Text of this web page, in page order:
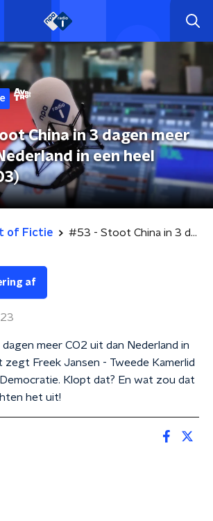
China in 3 dagen meer
in een heel
of Fictie #53 - Stoot China in 3 dagen meer uit dan Nederland in een heel jaar? (S03)
af
meer CO2 uit dan Nederland in
zegt Freek Jansen - Tweede Kamerlid
Klopt dat? En wat zou dat
het uit!